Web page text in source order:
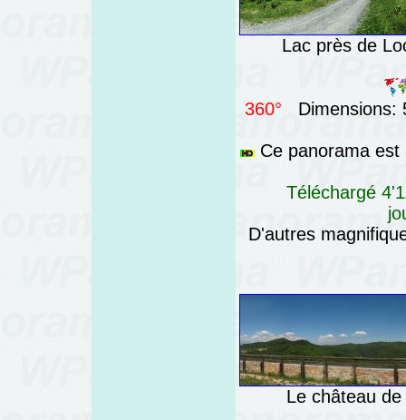
Lac près de
360° Dimensions:
Ce panorama est
Téléchargé
D'autres
Le château